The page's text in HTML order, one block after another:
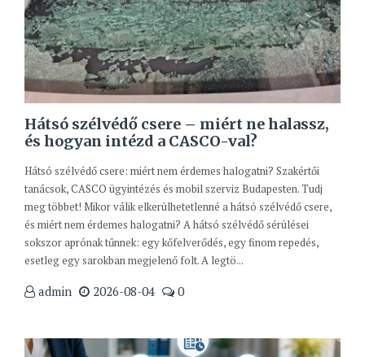
Hátsó szélvédő csere – miért ne halassz,
és hogyan intézd a CASCO-val?
Hátsó szélvédő csere: miért nem érdemes halogatni? Szakértői
tanácsok, CASCO ügyintézés és mobil szerviz Budapesten. Tudj
meg többet! Mikor válik elkerülhetetlenné a hátsó szélvédő csere,
és miért nem érdemes halogatni? A hátsó szélvédő sérülései
sokszor aprónak tűnnek: egy kőfelverődés, egy finom repedés,
esetleg egy sarokban megjelenő folt. A legtö...
admin 2026-08-04 0